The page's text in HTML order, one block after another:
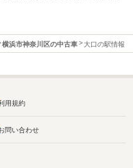
横浜市神奈川区の中古車 大口の駅情報
用規約
問い合わせ